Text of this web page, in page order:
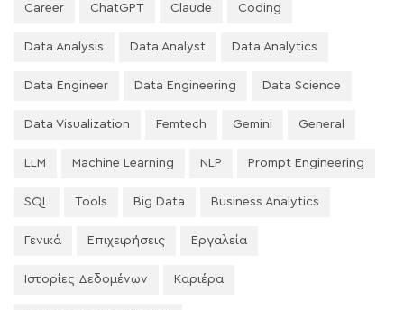
Career ChatGPT Claude Coding
Data Analysis Data Analyst Data Analytics
Data Engineer Data Engineering Data Science
Data Visualization Femtech Gemini General
LLM Machine Learning NLP Prompt Engineering
SQL Tools Big Data Business Analytics
Γενικά Επιχειρήσεις Εργαλεία
Ιστορίες Δεδομένων Καριέρα